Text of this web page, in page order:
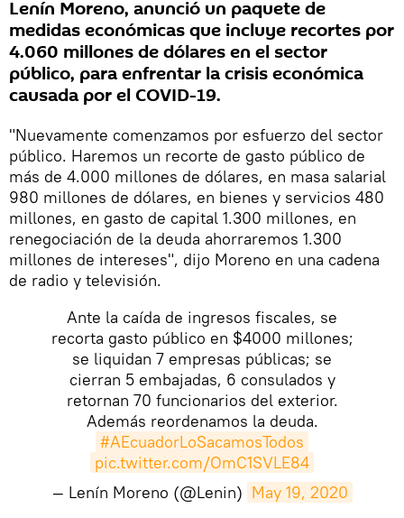
Lenín Moreno, anunció un paquete de
medidas económicas que incluye recortes por
4.060 millones de dólares en el sector
público, para enfrentar la crisis económica
causada por el COVID-19.
"Nuevamente comenzamos por esfuerzo del sector
público. Haremos un recorte de gasto público de
más de 4.000 millones de dólares, en masa salarial
980 millones de dólares, en bienes y servicios 480
millones, en gasto de capital 1.300 millones, en
renegociación de la deuda ahorraremos 1.300
millones de intereses", dijo Moreno en una cadena
de radio y televisión.
Ante la caída de ingresos fiscales, se
recorta gasto público en $4000 millones;
se liquidan 7 empresas públicas; se
cierran 5 embajadas, 6 consulados y
retornan 70 funcionarios del exterior.
Además reordenamos la deuda.
#AEcuadorLoSacamosTodos
pic.twitter.com/OmC1SVLE84
— Lenín Moreno (@Lenin) May 19, 2020